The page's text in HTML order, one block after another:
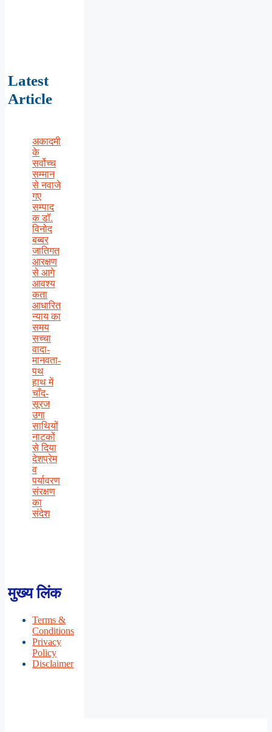
Latest
Article
अकादमी
के
सर्वोच्च
सम्मान
से नवाजे
गए
सम्पाद
क डॉ.
विनोद
बब्बर
जातिगत
आरक्षण
से आगे
आवश्य
कता
आधारित
न्याय का
समय
सच्चा
वादा-
मानवता-
पथ
हाथ में
चाँद-
सूरज
उगा
साथियों
नाटकों
से दिया
देशप्रेम
व
पर्यावरण
संरक्षण
का
संदेश
मुख्य लिंक
Terms &
Conditions
Privacy
Policy
Disclaimer